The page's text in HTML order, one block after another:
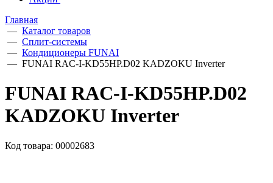
Главная
— Каталог товаров
— Сплит-системы
— Кондиционеры FUNAI
— FUNAI RAC-I-KD55HP.D02 KADZOKU Inverter
FUNAI RAC-I-KD55HP.D02
KADZOKU Inverter
Код товара: 00002683